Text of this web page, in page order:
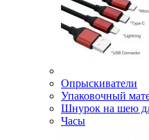
Опрыскиватели
Упаковочный
Шнурок на шею
Часы